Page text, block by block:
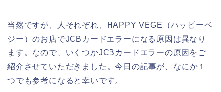
当然ですが、人それぞれ、HAPPY VEGE（ハッピーベ
ジー）のお店でJCBカードエラーになる原因は異なり
ます。なので、いくつかJCBカードエラーの原因をご
紹介させていただきました。今日の記事が、なにか１
つでも参考になると幸いです。